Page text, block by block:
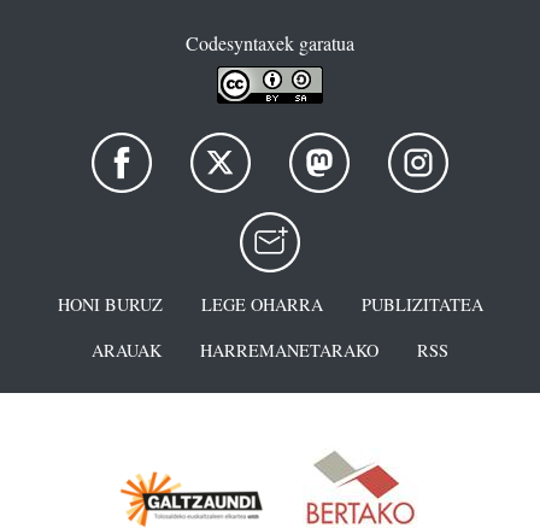
Codesyntaxek garatua
HONI BURUZ LEGE OHARRA
PUBLIZITATEA
ARAUAK
HARREMANETARAKO RSS